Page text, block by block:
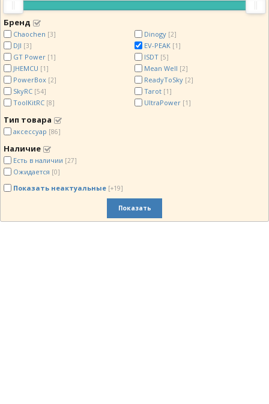
Бренд
Chaochen [3] Dinogy [2]
DJI [3] EV-PEAK [1]
GT Power [1] ISDT [5]
JHEMCU [1] Mean Well [2]
PowerBox [2] ReadyToSky [2]
SkyRC [54] Tarot [1]
ToolKitRC [8] UltraPower [1]
Тип товара
аксессуар [86]
Наличие
Есть в наличии [27]
Ожидается [0]
Показать неактуальные [+19]
Показать